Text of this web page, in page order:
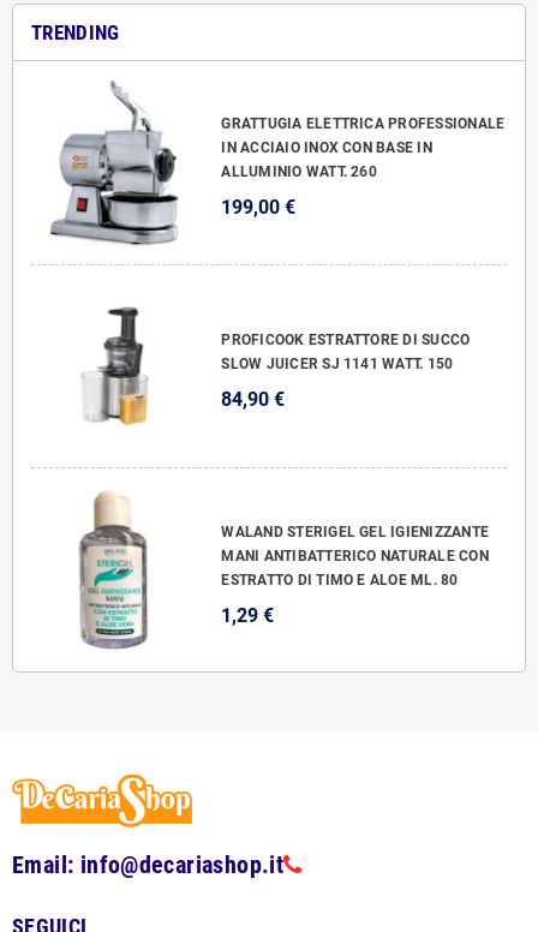
TRENDING
GRATTUGIA ELETTRICA PROFESSIONALE
IN ACCIAIO INOX CON BASE IN
ALLUMINIO WATT. 260
199,00 €
PROFICOOK ESTRATTORE DI SUCCO
SLOW JUICER SJ 1141 WATT. 150
84,90 €
WALAND STERIGEL GEL IGIENIZZANTE
MANI ANTIBATTERICO NATURALE CON
ESTRATTO DI TIMO E ALOE ML. 80
1,29 €
Email: info@decariashop.it
SEGUICI